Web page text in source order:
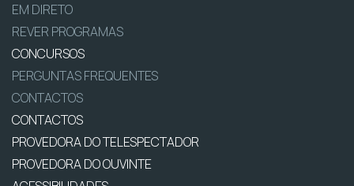
EM DIRETO
REVER PROGRAMAS
CONCURSOS
PERGUNTAS FREQUENTES
CONTACTOS
CONTACTOS
PROVEDORA DO TELESPECTADOR
PROVEDORA DO OUVINTE